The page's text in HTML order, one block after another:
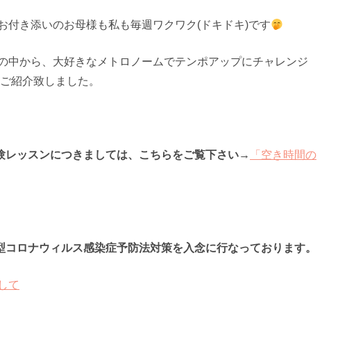
付き添いのお母様も私も毎週ワクワク(ドキドキ)です
中から、大好きなメトロノームでテンポアップにチャレンジ
紹介致しました。
ッスンにつきましては、こちらをご覧下さい→
「空き時間の
ロナウィルス感染症予防法対策を入念に行なっております。
て